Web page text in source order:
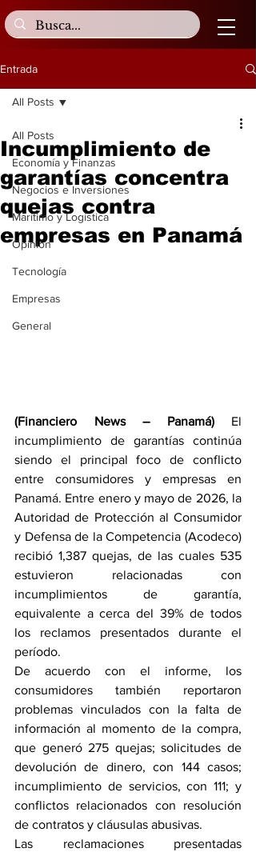
Entrada
All Posts
Economía y Finanzas
Negocios e Inversiones
Marítimo y Logística
Opinión
Tecnología
Empresas
General
All Posts
Incumplimiento de
garantías concentra
quejas contra
empresas en Panamá
(Financiero News – Panamá) El
incumplimiento de garantías continúa
siendo el principal foco de conflicto
entre consumidores y empresas en
Panamá. Entre enero y mayo de 2026, la
Autoridad de Protección al Consumidor
y Defensa de la Competencia (Acodeco)
recibió 1,387 quejas, de las cuales 535
estuvieron relacionadas con
incumplimientos de garantía,
equivalente a cerca del 39% de todos
los reclamos presentados durante el
período.
De acuerdo con el informe, los
consumidores también reportaron
problemas vinculados con la falta de
información al momento de la compra,
que generó 275 quejas; solicitudes de
devolución de dinero, con 144 casos;
incumplimiento de servicios, con 111; y
conflictos relacionados con resolución
de contratos y cláusulas abusivas.
Las reclamaciones presentadas